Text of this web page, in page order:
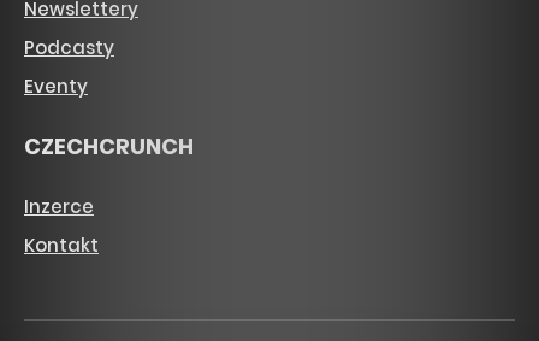
Newslettery
Podcasty
Eventy
CZECHCRUNCH
Inzerce
Kontakt